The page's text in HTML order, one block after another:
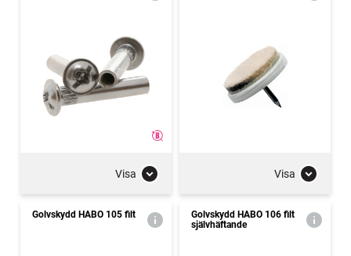
Visa Visa
Golvskydd HABO 105 filt
Golvskydd HABO 106 filt
självhäftande